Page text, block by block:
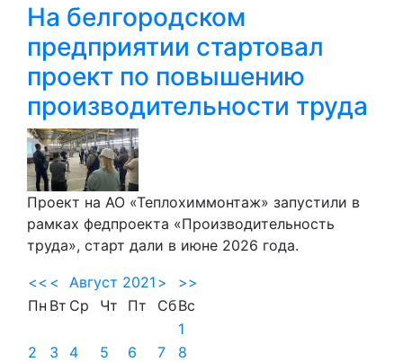
На белгородском
предприятии стартовал
проект по повышению
производительности труда
Проект на АО «Теплохиммонтаж» запустили в
рамках федпроекта «Производительность
труда», старт дали в июне 2026 года.
<< < Август 2021 >
>>
Пн Вт Ср Чт Пт СбВс
1
2
3 4 5 6 7
8